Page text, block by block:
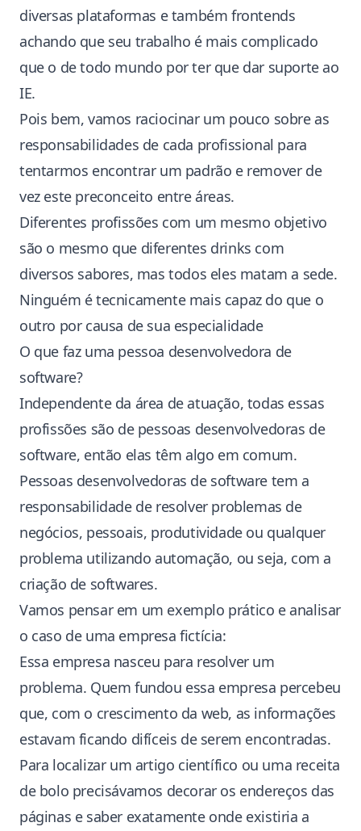
diversas plataformas e também frontends
achando que seu trabalho é mais complicado
que o de todo mundo por ter que dar suporte ao
IE.
Pois bem, vamos raciocinar um pouco sobre as
responsabilidades de cada profissional para
tentarmos encontrar um padrão e remover de
vez este preconceito entre áreas.
Diferentes profissões com um mesmo objetivo
são o mesmo que diferentes drinks com
diversos sabores, mas todos eles matam a sede.
Ninguém é tecnicamente mais capaz do que o
outro por causa de sua especialidade
O que faz uma pessoa desenvolvedora de
software?
Independente da área de atuação, todas essas
profissões são de pessoas desenvolvedoras de
software, então elas têm algo em comum.
Pessoas desenvolvedoras de software tem a
responsabilidade de resolver problemas de
negócios, pessoais, produtividade ou qualquer
problema utilizando automação, ou seja, com a
criação de softwares.
Vamos pensar em um exemplo prático e analisar
o caso de uma empresa fictícia:
Essa empresa nasceu para resolver um
problema. Quem fundou essa empresa percebeu
que, com o crescimento da web, as informações
estavam ficando difíceis de serem encontradas.
Para localizar um artigo científico ou uma receita
de bolo precisávamos decorar os endereços das
páginas e saber exatamente onde existiria a